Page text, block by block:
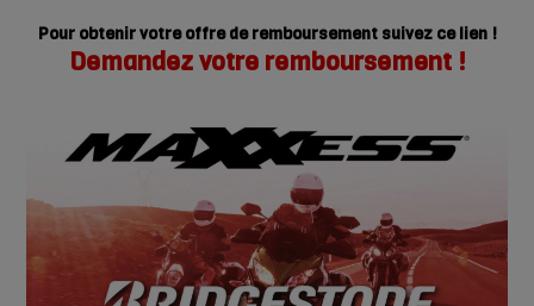
Pour obtenir votre offre de remboursement suivez ce lien !
Demandez votre remboursement !